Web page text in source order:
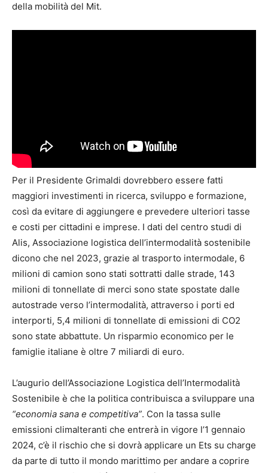
della mobilità del Mit.
Per il Presidente Grimaldi dovrebbero essere fatti
maggiori investimenti in ricerca, sviluppo e formazione,
così da evitare di aggiungere e prevedere ulteriori tasse
e costi per cittadini e imprese. I dati del centro studi di
Alis, Associazione logistica dell’intermodalità sostenibile
dicono che nel 2023, grazie al trasporto intermodale, 6
milioni di camion sono stati sottratti dalle strade, 143
milioni di tonnellate di merci sono state spostate dalle
autostrade verso l’intermodalità, attraverso i porti ed
interporti, 5,4 milioni di tonnellate di emissioni di CO2
sono state abbattute. Un risparmio economico per le
famiglie italiane è oltre 7 miliardi di euro.
L’augurio dell’Associazione Logistica dell’Intermodalità
Sostenibile è che la politica contribuisca a sviluppare una
“economia sana e competitiva”. Con la tassa sulle
emissioni climalteranti che entrerà in vigore l’1 gennaio
2024, c’è il rischio che si dovrà applicare un Ets su charge
da parte di tutto il mondo marittimo per andare a coprire